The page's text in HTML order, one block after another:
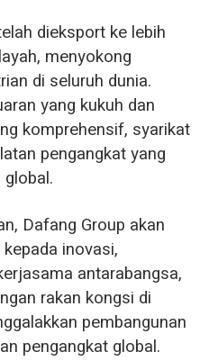
dieksport ke lebih
menyokong
di seluruh dunia.
yang kukuh dan
komprehensif, syarikat
pengangkat yang
Dafang Group akan
inovasi,
antarabangsa,
rakan kongsi di
pembangunan
pengangkat global.